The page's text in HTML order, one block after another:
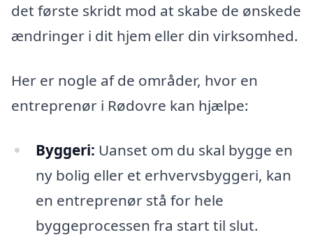
det første skridt mod at skabe de ønskede
ændringer i dit hjem eller din virksomhed.
Her er nogle af de områder, hvor en
entreprenør i Rødovre kan hjælpe:
Byggeri: Uanset om du skal bygge en
ny bolig eller et erhvervsbyggeri, kan
en entreprenør stå for hele
byggeprocessen fra start til slut.